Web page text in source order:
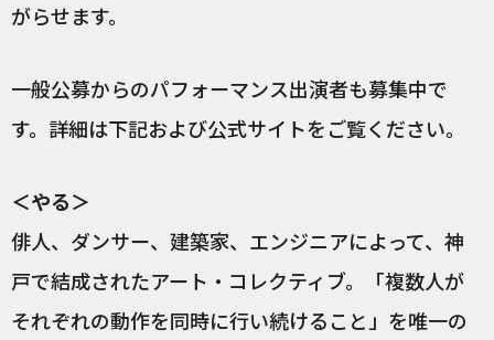
がらせます。
一般公募からのパフォーマンス出演者も募集中で
す。詳細は下記および公式サイトをご覧ください。
＜やる＞
俳人、ダンサー、建築家、エンジニアによって、神
戸で結成されたアート・コレクティブ。「複数人が
それぞれの動作を同時に行い続けること」を唯一の